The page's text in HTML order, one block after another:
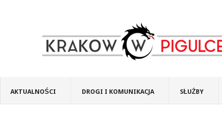
AKTUALNOŚCI DROGI I KOMUNIKACJA SŁUŻBY